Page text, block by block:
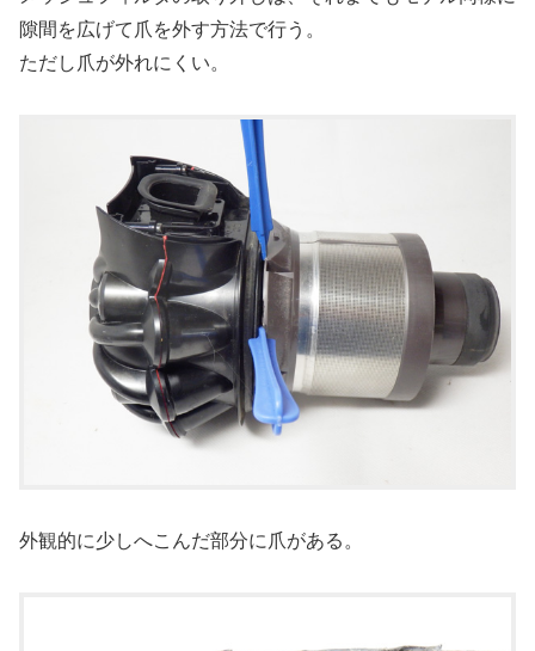
隙間を広げて爪を外す方法で行う。
ただし爪が外れにくい。
外観的に少しへこんだ部分に爪がある。